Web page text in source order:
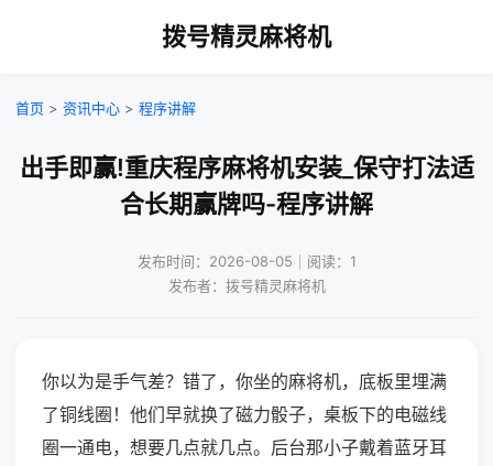
拨号精灵麻将机
首页 > 资讯中心 > 程序讲解
出手即赢!重庆程序麻将机安装_保守打法适
合长期赢牌吗-程序讲解
发布时间：2026-08-05｜阅读：1
发布者：拨号精灵麻将机
你以为是手气差？错了，你坐的麻将机，底板里埋满
了铜线圈！他们早就换了磁力骰子，桌板下的电磁线
圈一通电，想要几点就几点。后台那小子戴着蓝牙耳